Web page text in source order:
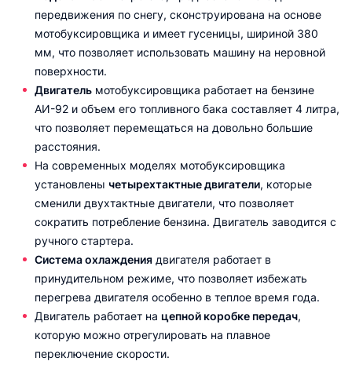
передвижения по снегу, сконструирована на основе
мотобуксировщика и имеет гусеницы, шириной 380
мм, что позволяет использовать машину на неровной
поверхности.
Двигатель мотобуксировщика работает на бензине
АИ-92 и объем его топливного бака составляет 4 литра,
что позволяет перемещаться на довольно большие
расстояния.
На современных моделях мотобуксировщика
установлены четырехтактные двигатели, которые
сменили двухтактные двигатели, что позволяет
сократить потребление бензина. Двигатель заводится с
ручного стартера.
Система охлаждения двигателя работает в
принудительном режиме, что позволяет избежать
перегрева двигателя особенно в теплое время года.
Двигатель работает на цепной коробке передач,
которую можно отрегулировать на плавное
переключение скорости.